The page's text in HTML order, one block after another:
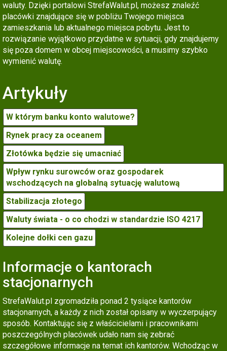
waluty. Dzięki portalowi StrefaWalut.pl, możesz znaleźć
placówki znajdujące się w pobliżu Twojego miejsca
zamieszkania lub aktualnego miejsca pobytu. Jest to
rozwiązanie wyjątkowo przydatne w sytuacji, gdy znajdujemy
się poza domem w obcej miejscowości, a musimy szybko
wymienić walutę.
Artykuły
W którym banku konto walutowe?
Rynek pracy za oceanem
Złotówka będzie się umacniać
Wpływ rynku surowców oraz gospodarek
wschodzących na globalną sytuację walutową
Stabilizacja złotego
Waluty świata - o co chodzi w standardzie ISO 4217
Kolejne dołki cen gazu
Informacje o kantorach
stacjonarnych
StrefaWalut.pl zgromadziła ponad 2 tysiące kantorów
stacjonarnych, a każdy z nich został opisany w wyczerpujący
sposób. Kontaktując się z właścicielami i pracownikami
poszczególnych placówek udało nam się zebrać
szczegółowe informacje na temat ich kantorów. Wchodząc w